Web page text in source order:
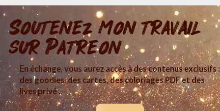
Soutenez mon travail
sur Patreon
En échange, vous aurez accès à des contenus exclusifs :
des goodies, des cartes, des coloriages PDF et des
lives privé ..